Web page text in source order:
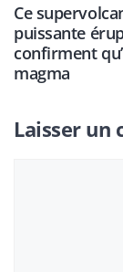
Ce
puissante
confirment
magma
Laisser un